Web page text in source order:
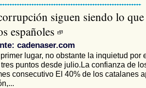
siguen siendo lo que
españoles
cadenaser.com
lugar, no obstante la inquietud por
puntos desde julio.La confianza de
consecutivo El 40% de los catalanes